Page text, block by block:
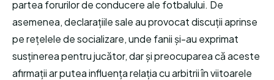
partea forurilor de conducere ale fotbalului. De
asemenea, declarațiile sale au provocat discuții aprinse
pe rețelele de socializare, unde fanii și-au exprimat
susținerea pentru jucător, dar și preocuparea că aceste
afirmații ar putea influența relația cu arbitrii în viitoarele